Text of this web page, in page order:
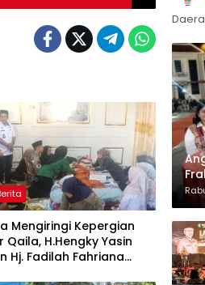
Mengiringi Kepergian
Qaila, H.Hengky Yasin
Hj. Fadilah Fahriana